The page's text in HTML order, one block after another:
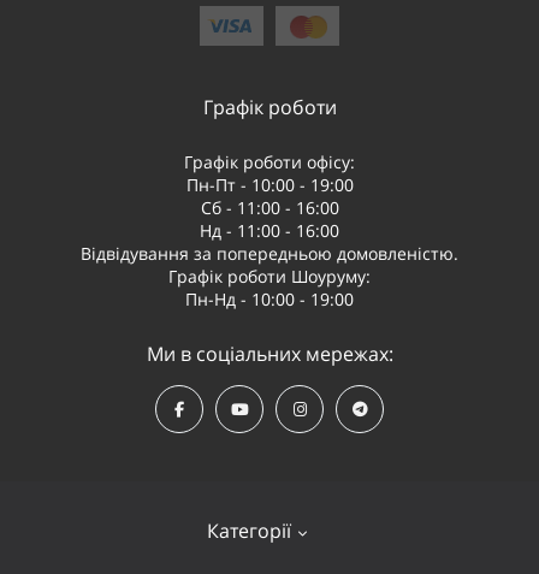
Категорії
Графік роботи
Графік роботи офісу:
Пн-Пт - 10:00 - 19:00
Сб - 11:00 - 16:00
Нд - 11:00 - 16:00
Відвідування за попередньою домовленістю.
Графік роботи Шоуруму:
Пн-Нд - 10:00 - 19:00
Ми в соціальних мережах: